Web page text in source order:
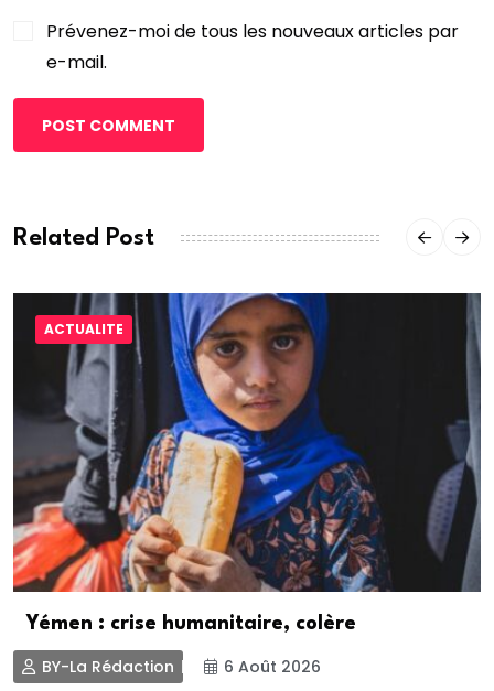
Prévenez-moi de tous les nouveaux articles par
e-mail.
POST COMMENT
Related Post
ACTUALITE
Yémen : crise humanitaire, colère
BY-La Rédaction 6 Août 2026